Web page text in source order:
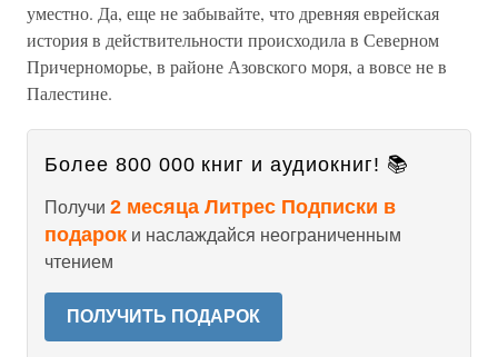
уместно. Да, еще не забывайте, что древняя еврейская
история в действительности происходила в Северном
Причерноморье, в районе Азовского моря, а вовсе не в
Палестине.
Более 800 000 книг и аудиокниг! 📚
Получи 2 месяца Литрес Подписки в
подарок и наслаждайся неограниченным
чтением
ПОЛУЧИТЬ ПОДАРОК